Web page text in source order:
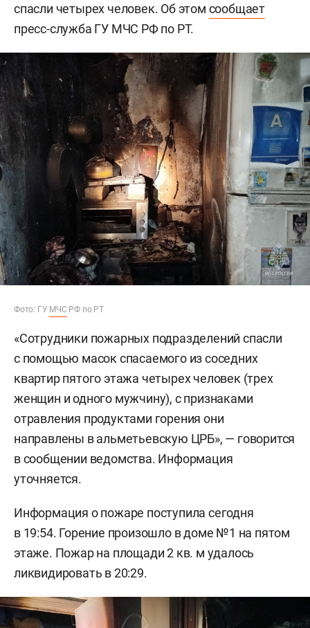
спасли четырех человек. Об этом сообщает
пресс-служба ГУ МЧС РФ по РТ.
Фото: ГУ МЧС РФ по РТ
«Сотрудники пожарных подразделений спасли
с помощью масок спасаемого из соседних
квартир пятого этажа четырех человек (трех
женщин и одного мужчину), с признаками
отравления продуктами горения они
направлены в альметьевскую ЦРБ», — говорится
в сообщении ведомства. Информация
уточняется.
Информация о пожаре поступила сегодня
в 19:54. Горение произошло в доме №1 на пятом
этаже. Пожар на площади 2 кв. м удалось
ликвидировать в 20:29.